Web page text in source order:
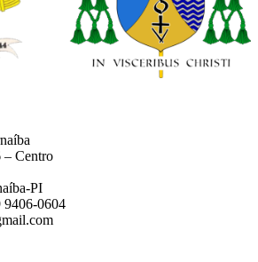
– Centro
PI
9406-0604